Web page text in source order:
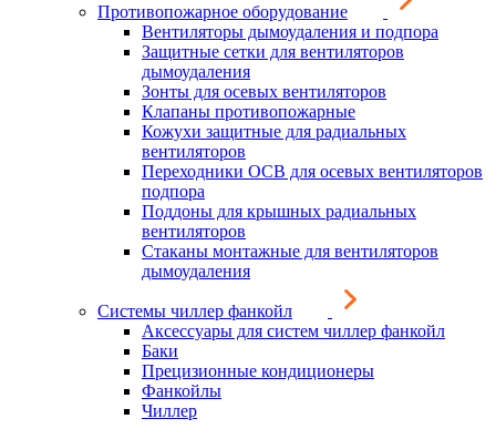
Противопожарное оборудование
Вентиляторы дымоудаления и подпора
Защитные сетки для вентиляторов
дымоудаления
Зонты для осевых вентиляторов
Клапаны противопожарные
Кожухи защитные для радиальных
вентиляторов
Переходники ОСВ для осевых вентиляторов
подпора
Поддоны для крышных радиальных
вентиляторов
Стаканы монтажные для вентиляторов
дымоудаления
Системы чиллер фанкойл
Аксессуары для систем чиллер фанкойл
Баки
Прецизионные кондиционеры
Фанкойлы
Чиллер